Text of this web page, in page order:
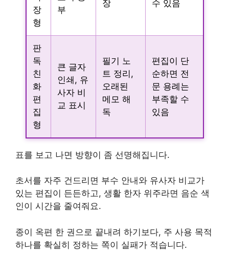
장
형
부
장 수 있음
판
독
친
화
편
집
형
큰 글자
인쇄, 유
사자 비
교 표시
필기 노
트 정리,
오래된
메모 해
독
편집이 단
순하면 전
문 용례는
부족할 수
있음
표를 보고 나면 방향이 좀 선명해집니다.
초서를 자주 건드리면 부수 안내와 유사자 비교가
있는 편집이 든든하고, 생활 한자 위주라면 음순 색
인이 시간을 줄여줘요.
종이 옥편 한 권으로 끝내려 하기보다, 주 사용 목적
하나를 확실히 정하는 쪽이 실패가 적습니다.